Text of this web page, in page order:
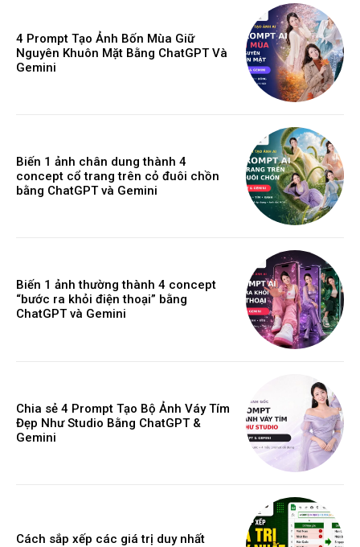
4 Prompt Tạo Ảnh Bốn Mùa Giữ
Nguyên Khuôn Mặt Bằng ChatGPT Và
Gemini
Biến 1 ảnh chân dung thành 4
concept cổ trang trên cỏ đuôi chồn
bằng ChatGPT và Gemini
Biến 1 ảnh thường thành 4 concept
“bước ra khỏi điện thoại” bằng
ChatGPT và Gemini
Chia sẻ 4 Prompt Tạo Bộ Ảnh Váy Tím
Đẹp Như Studio Bằng ChatGPT &
Gemini
Cách sắp xếp các giá trị duy nhất